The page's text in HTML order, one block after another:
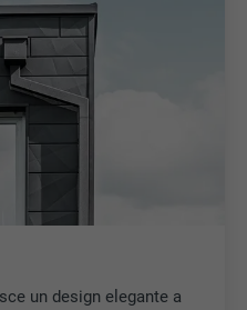
un design elegante a
ID
ID